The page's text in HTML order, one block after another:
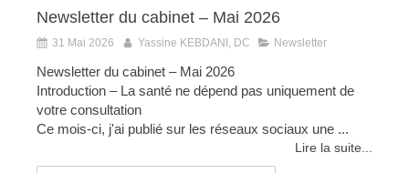
Newsletter du cabinet – Mai 2026
31 Mai 2026 Yassine KEBDANI, DC Newsletter
Newsletter du cabinet – Mai 2026
Introduction – La santé ne dépend pas uniquement de
votre consultation
Ce mois-ci, j'ai publié sur les réseaux sociaux une ...
Lire la suite...